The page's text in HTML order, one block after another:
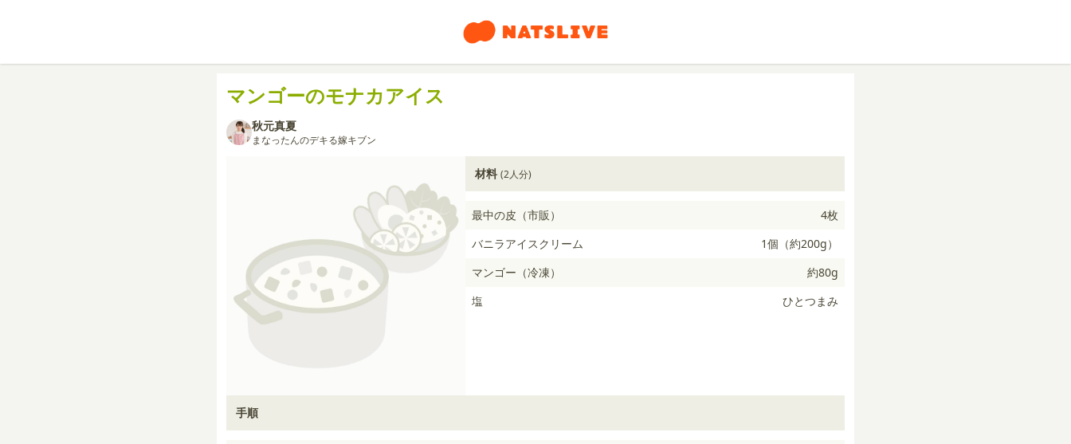
マンゴーのモナカアイス
秋元真夏
まなったんのデキる嫁キブン
材料 (2人分)
最中の皮（市販）
4枚
バニラアイスクリーム
1個（約200g）
マンゴー（冷凍）
約80g
塩
ひとつまみ
手順